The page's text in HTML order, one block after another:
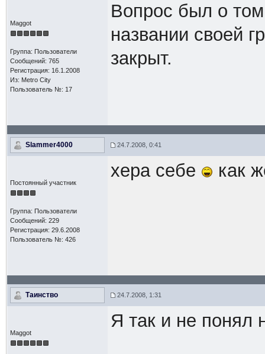
Maggot
Группа: Пользователи
Сообщений: 765
Регистрация: 16.1.2008
Из: Metro City
Пользователь №: 17
Вопрос был о
названии своей
закрыт.
Slammer4000 24.7.2008, 0:41
Постоянный участник
Группа: Пользователи
Сообщений: 229
Регистрация: 29.6.2008
Пользователь №: 426
хера себе как
Таинство 24.7.2008, 1:31
Maggot
Я так и не понял